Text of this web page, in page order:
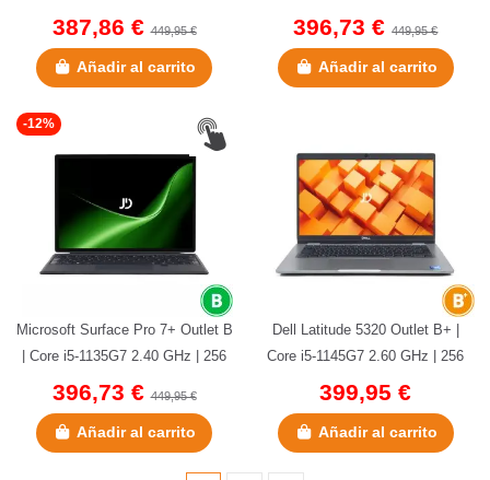
NVMe | 16 GB DDR4 |...
387,86 €449,95 €
Añadir al carrito
NVMe 16 GB DDR4 SODIMM
396,73 €449,95 €
Añadir al carrito
-12%
Microsoft Surface Pro 7+ Outlet B
| Core i5-1135G7 2.40 GHz | 256
GB NVMe | 8 GB LPDDR4...
396,73 €449,95 €
Añadir al carrito
Dell Latitude 5320 Outlet B+ |
Core i5-1145G7 2.60 GHz | 256
GB NVMe | 8 GB DDR4 |...
399,95 €
Añadir al carrito